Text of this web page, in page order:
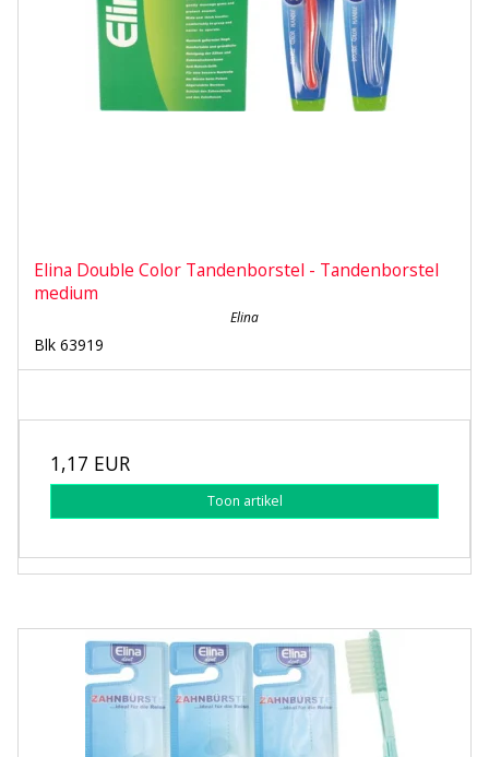
Elina Double Color Tandenborstel - Tandenborstel
medium
Elina
Blk 63919
1,17 EUR
Toon artikel